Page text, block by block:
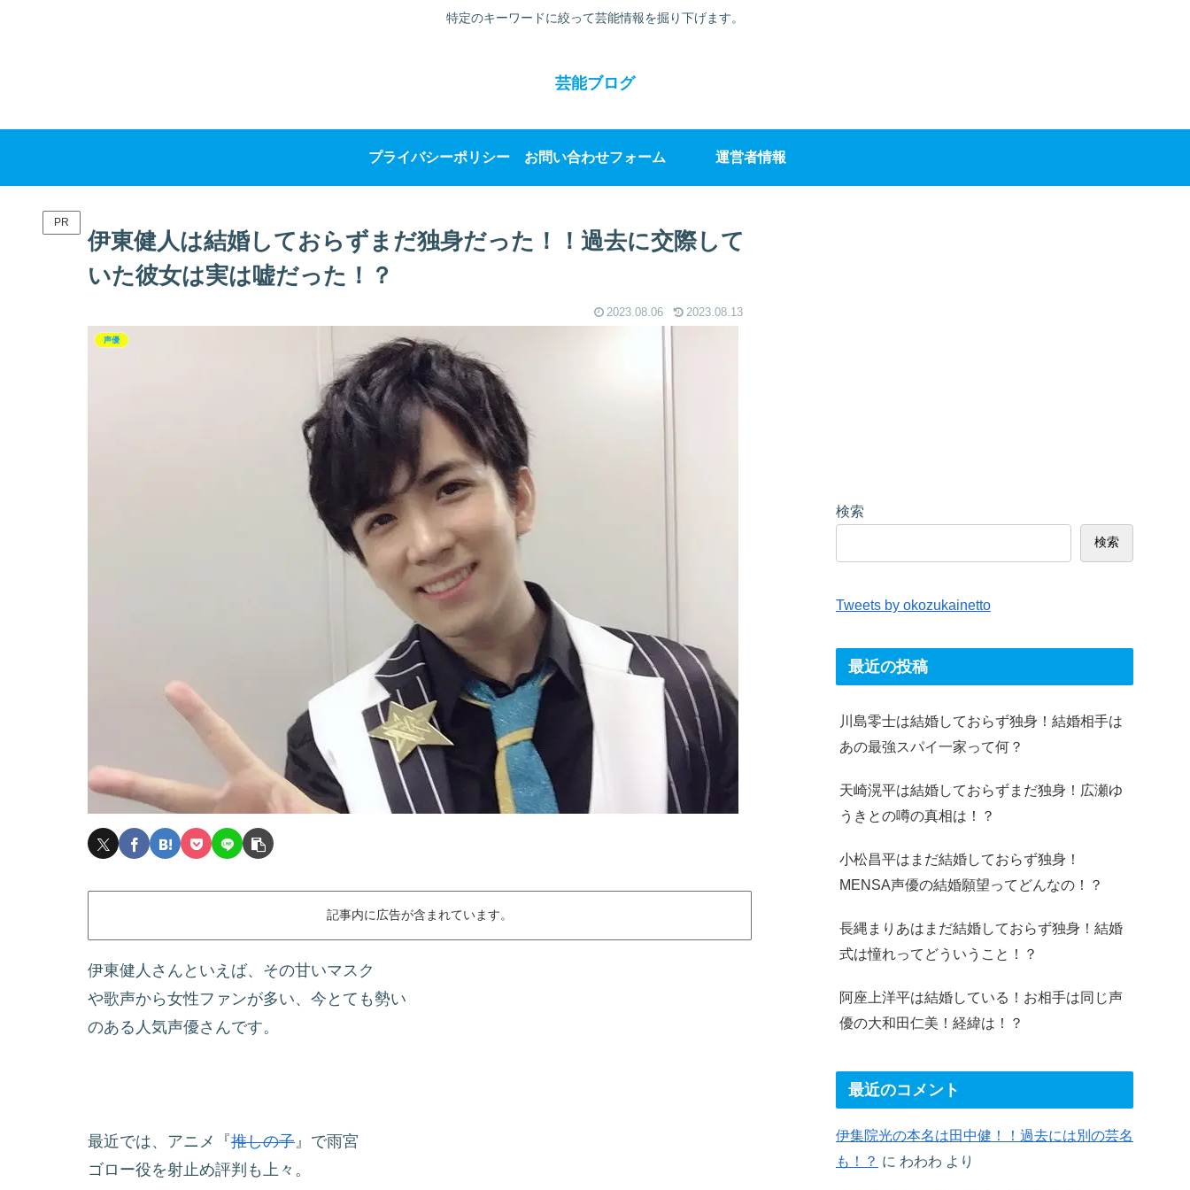
特定のキーワードに絞って芸能情報を掘り下げます。
芸能ブログ
プライバシーポリシー お問い合わせフォーム 運営者情報
PR
伊東健人は結婚しておらずまだ独身だった！！過去に交際して
いた彼女は実は嘘だった！？
2023.08.06 2023.08.13
声優
記事内に広告が含まれています。
伊東健人さんといえば、その甘いマスク
や歌声から女性ファンが多い、今とても勢い
のある人気声優さんです。
最近では、アニメ『推しの子 』で雨宮
ゴロー役を射止め評判も上々。
検索
検索
Tweets by okozukainetto
最近の投稿
川島零士は結婚しておらず独身！結婚相手は
あの最強スパイ一家って何？
天崎滉平は結婚しておらずまだ独身！広瀬ゆ
うきとの噂の真相は！？
小松昌平はまだ結婚しておらず独身！
MENSA声優の結婚願望ってどんなの！？
長縄まりあはまだ結婚しておらず独身！結婚
式は憧れってどういうこと！？
阿座上洋平は結婚している！お相手は同じ声
優の大和田仁美！経緯は！？
最近のコメント
伊集院光の本名は田中健！！過去には別の芸名
も！？ に わわわ より